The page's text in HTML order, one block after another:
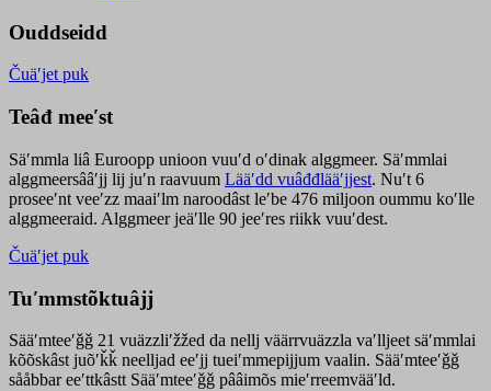
Ouddseidd
Čuäʹjet puk
Teâđ meeʹst
Säʹmmla liâ Euroopp unioon vuuʹd oʹdinak alggmeer. Säʹmmlai
alggmeersââʹjj lij juʹn raavuum Lääʹdd vuâđđlääʹjjest. Nuʹt 6
proseeʹnt veeʹzz maaiʹlm naroodâst leʹbe 476 miljoon oummu koʹlle
alggmeeraid. Alggmeer jeäʹlle 90 jeeʹres riikk vuuʹdest.
Čuäʹjet puk
Tuʹmmstõktuâjj
Sääʹmteeʹǧǧ 21 vuäzzliʹžžed da nellj väärrvuäzzla vaʹlljeet säʹmmlai
kõõskâst juõʹǩǩ neelljad eeʹjj tueiʹmmepijjum vaalin. Sääʹmteeʹǧǧ
sååbbar eeʹttkâstt Sääʹmteeʹǧǧ pââimõs mieʹrreemvääʹld.